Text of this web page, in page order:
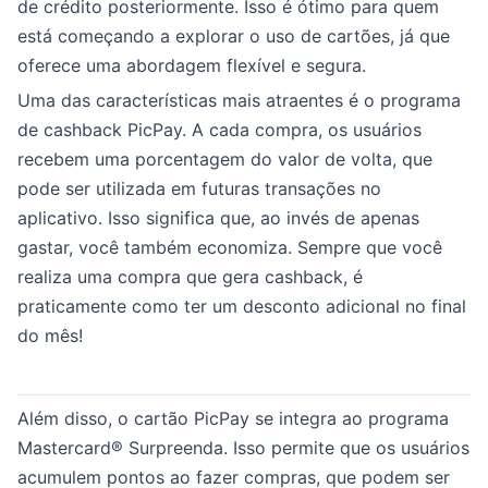
de crédito posteriormente. Isso é ótimo para quem
está começando a explorar o uso de cartões, já que
oferece uma abordagem flexível e segura.
Uma das características mais atraentes é o programa
de cashback PicPay. A cada compra, os usuários
recebem uma porcentagem do valor de volta, que
pode ser utilizada em futuras transações no
aplicativo. Isso significa que, ao invés de apenas
gastar, você também economiza. Sempre que você
realiza uma compra que gera cashback, é
praticamente como ter um desconto adicional no final
do mês!
Além disso, o cartão PicPay se integra ao programa
Mastercard® Surpreenda. Isso permite que os usuários
acumulem pontos ao fazer compras, que podem ser